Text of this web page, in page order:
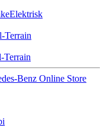
Elektrisk
Terrain
Terrain
Benz Online Store